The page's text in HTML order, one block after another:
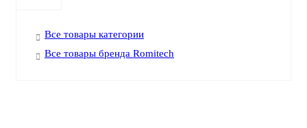
Все товары категории
Все товары бренда Romitech